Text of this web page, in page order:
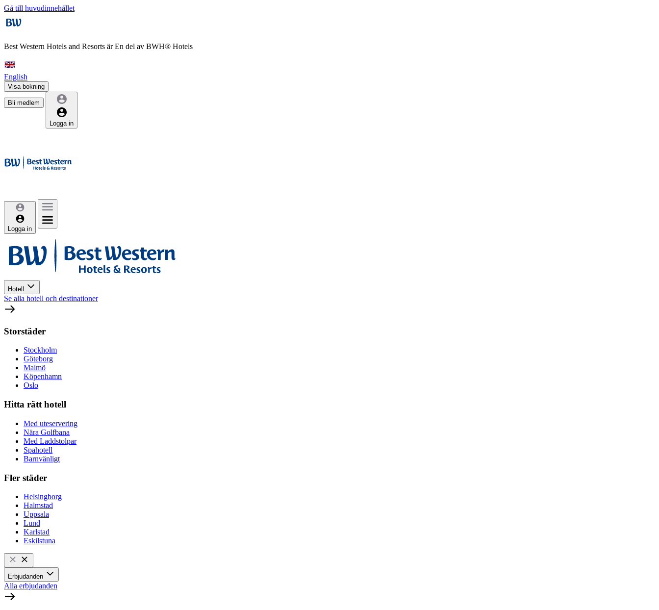
Gå till huvudinnehållet
Best Western Hotels and Resorts ärEn del av BWH® Hotels
English
Visa bokning
Bli medlem
Logga in
Logga in
Hotell
Se alla hotell och destinationer
Storstäder
Stockholm
Göteborg
Malmö
Köpenhamn
Oslo
Hitta rätt hotell
Med uteservering
Nära Golfbana
Med Laddstolpar
Spahotell
Barnvänligt
Fler städer
Helsingborg
Halmstad
Uppsala
Lund
Karlstad
Eskilstuna
Erbjudanden
Alla erbjudanden